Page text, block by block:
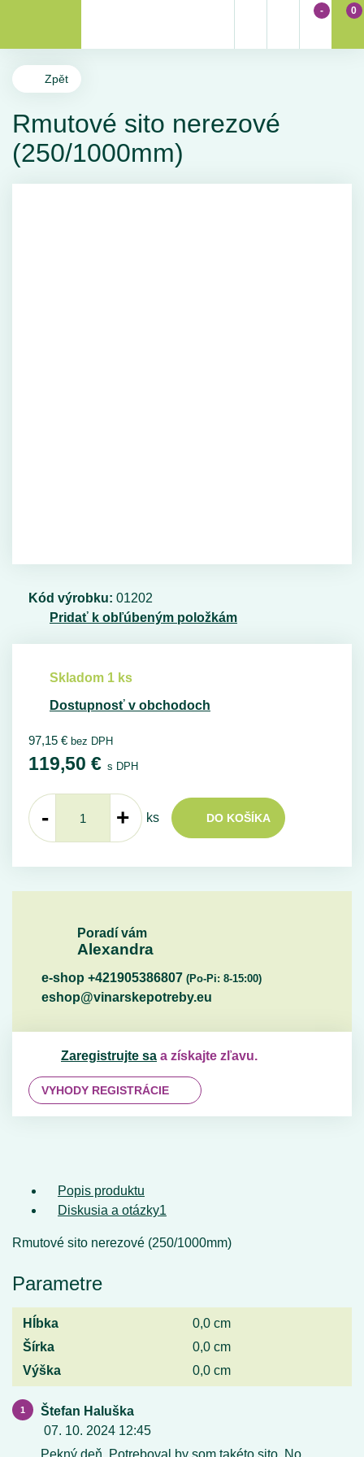
- 0
Zpět
Rmutové sito nerezové
(250/1000mm)
Kód výrobku: 01202
Pridať k obľúbeným položkám
Skladom 1 ks
Dostupnosť v obchodoch
97,15 € bez DPH
119,50 € s DPH
- + ks DO KOŠÍKA
Poradí vám
Alexandra
e-shop +421905386807 (Po-Pi: 8-15:00)
eshop@vinarskepotreby.eu
Zaregistrujte sa a získajte zľavu.
VYHODY REGISTRÁCIE
Popis produktu
Diskusia a otázky1
Rmutové sito nerezové (250/1000mm)
Parametre
Hĺbka
0,0 cm
Šírka
0,0 cm
Výška
0,0 cm
Štefan Haluška
07. 10. 2024 12:45
Pekný deň. Potreboval by som takéto sito. No